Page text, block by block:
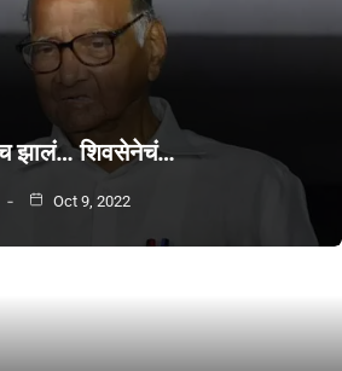
तेच झालं… शिवसेनेचं…
Oct 9, 2022